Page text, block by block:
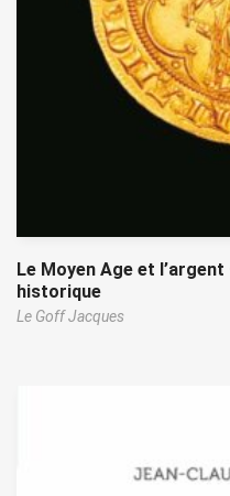
Le Moyen Age et
historique
Le Goff Jacques